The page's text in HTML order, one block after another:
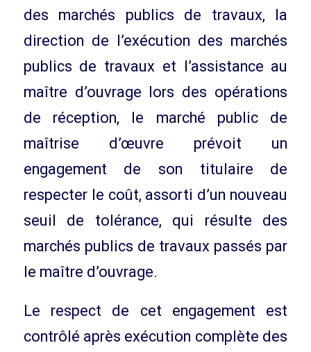
des marchés publics de travaux, la
direction de l’exécution des marchés
publics de travaux et l’assistance au
maître d’ouvrage lors des opérations
de réception, le marché public de
maîtrise d’œuvre prévoit un
engagement de son titulaire de
respecter le coût, assorti d’un nouveau
seuil de tolérance, qui résulte des
marchés publics de travaux passés par
le maître d’ouvrage.
Le respect de cet engagement est
contrôlé après exécution complète des